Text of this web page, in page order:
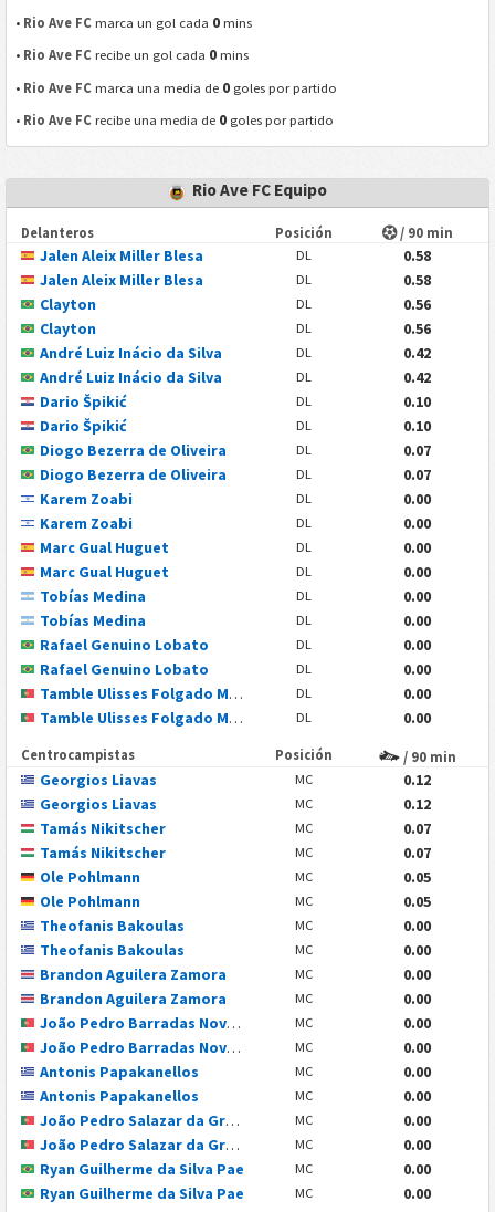
• Rio Ave FC marca un gol cada 0 mins
• Rio Ave FC recibe un gol cada 0 mins
• Rio Ave FC marca una media de 0 goles por partido
• Rio Ave FC recibe una media de 0 goles por partido
Rio Ave FC Equipo
Delanteros Posición / 90 min
Jalen Aleix Miller Blesa DL
0.58
Jalen Aleix Miller Blesa
DL
0.58
Clayton
DL
0.56
Clayton
DL
0.56
André Luiz Inácio da Silva
DL
0.42
André Luiz Inácio da Silva
DL
0.42
Dario Špikić
DL
0.10
Dario Špikić
DL
0.10
Diogo Bezerra de Oliveira
DL
0.07
Diogo Bezerra de Oliveira
DL
0.07
Karem Zoabi
DL
0.00
Karem Zoabi
DL
0.00
Marc Gual Huguet
DL
0.00
Marc Gual Huguet
DL
0.00
Tobías Medina
DL
0.00
Tobías Medina
DL
0.00
Rafael Genuino Lobato
DL
0.00
Rafael Genuino Lobato
DL
0.00
Tamble Ulisses Folgado Monteiro
DL
0.00
Tamble Ulisses Folgado Monteiro
DL 0.00
Centrocampistas Posición / 90 min
Georgios Liavas MC
0.12
Georgios Liavas
MC
0.12
Tamás Nikitscher
MC
0.07
Tamás Nikitscher
MC
0.07
Ole Pohlmann
MC
0.05
Ole Pohlmann
MC
0.05
Theofanis Bakoulas
MC
0.00
Theofanis Bakoulas
MC
0.00
Brandon Aguilera Zamora
MC
0.00
Brandon Aguilera Zamora
MC
0.00
João Pedro Barradas Novais
MC
0.00
João Pedro Barradas Novais
MC
0.00
Antonis Papakanellos
MC
0.00
Antonis Papakanellos
MC
0.00
João Pedro Salazar da Graça
MC
0.00
João Pedro Salazar da Graça
MC
0.00
Ryan Guilherme da Silva Pae
MC
0.00
Ryan Guilherme da Silva Pae
MC 0.00